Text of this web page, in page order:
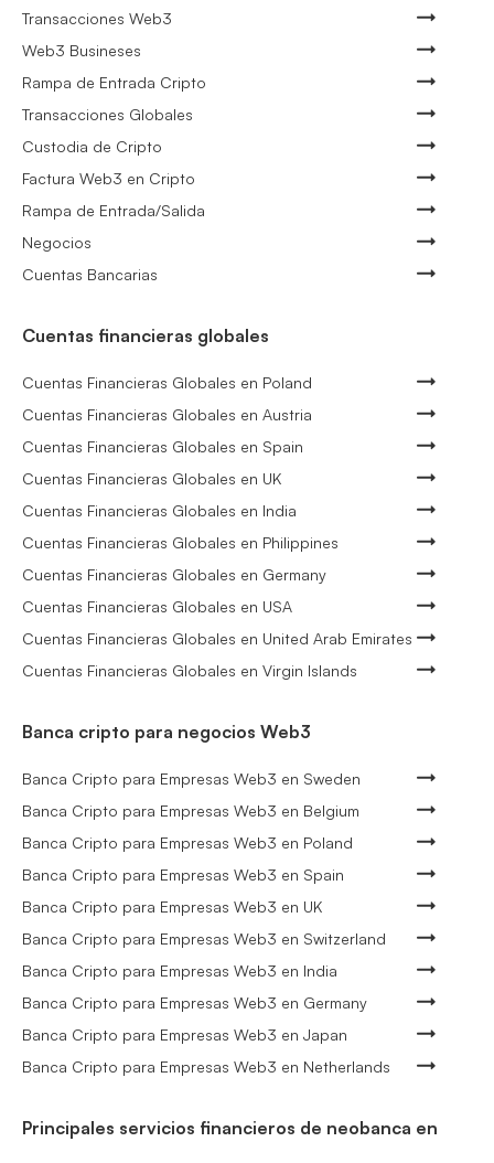
Transacciones Web3
Web3 Busineses
Rampa de Entrada Cripto
Transacciones Globales
Custodia de Cripto
Factura Web3 en Cripto
Rampa de Entrada/Salida
Negocios
Cuentas Bancarias
Cuentas financieras globales
Cuentas Financieras Globales en Poland
Cuentas Financieras Globales en Austria
Cuentas Financieras Globales en Spain
Cuentas Financieras Globales en UK
Cuentas Financieras Globales en India
Cuentas Financieras Globales en Philippines
Cuentas Financieras Globales en Germany
Cuentas Financieras Globales en USA
Cuentas Financieras Globales en United Arab Emirates
Cuentas Financieras Globales en Virgin Islands
Banca cripto para negocios Web3
Banca Cripto para Empresas Web3 en Sweden
Banca Cripto para Empresas Web3 en Belgium
Banca Cripto para Empresas Web3 en Poland
Banca Cripto para Empresas Web3 en Spain
Banca Cripto para Empresas Web3 en UK
Banca Cripto para Empresas Web3 en Switzerland
Banca Cripto para Empresas Web3 en India
Banca Cripto para Empresas Web3 en Germany
Banca Cripto para Empresas Web3 en Japan
Banca Cripto para Empresas Web3 en Netherlands
Principales servicios financieros de neobanca en